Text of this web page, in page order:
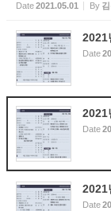
Date2021.05.01 By
2021
Date
2021
Date
2021
Date